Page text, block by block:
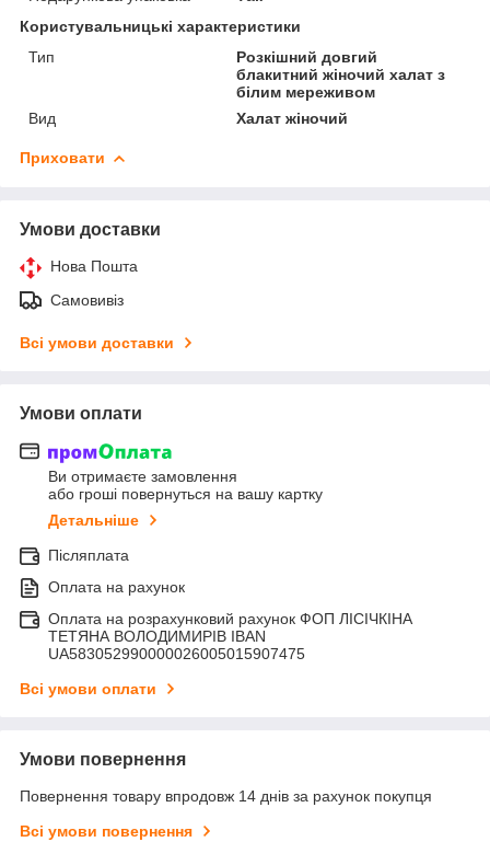
Користувальницькі характеристики
Тип
Розкішний довгий
блакитний жіночий халат з
білим мереживом
Вид
Халат жіночий
Приховати
Умови доставки
Нова Пошта
Самовивіз
Всі умови доставки
Умови оплати
Ви отримаєте замовлення
або гроші повернуться на вашу картку
Детальніше
Післяплата
Оплата на рахунок
Оплата на розрахунковий рахунок ФОП ЛІСІЧКІНА
ТЕТЯНА ВОЛОДИМИРІВ IBAN
UA583052990000026005015907475
Всі умови оплати
Умови повернення
Повернення товару впродовж 14 днів за рахунок покупця
Всі умови повернення